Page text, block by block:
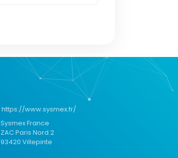
https://www.sysmex.fr/
Sysmex France
ZAC Paris Nord 2
93420 Villepinte